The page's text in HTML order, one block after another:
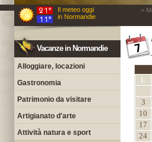
Il meteo oggi
in Normandie
>
Vacanze in Normandie
Alloggiare, locazioni
Gastronomia
Patrimonio da visitare
Artigianato d'arte
Attività natura e sport
L
3
10
17
24